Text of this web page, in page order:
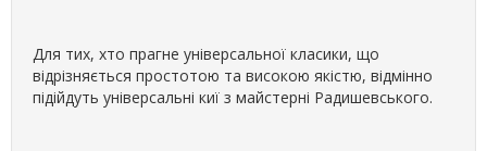
Для тих, хто прагне універсальної класики, що
відрізняється простотою та високою якістю, відмінно
підійдуть універсальні киї з майстерні Радишевського.